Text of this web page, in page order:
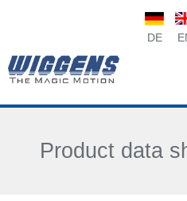
DE
Product data